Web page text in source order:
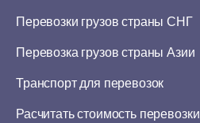
Перевозки грузов страны СНГ
Перевозка грузов страны Азии
Транспорт для перевозок
Расчитать стоимость перевозки